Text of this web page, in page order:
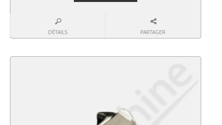
DÉTAILS PARTAGER